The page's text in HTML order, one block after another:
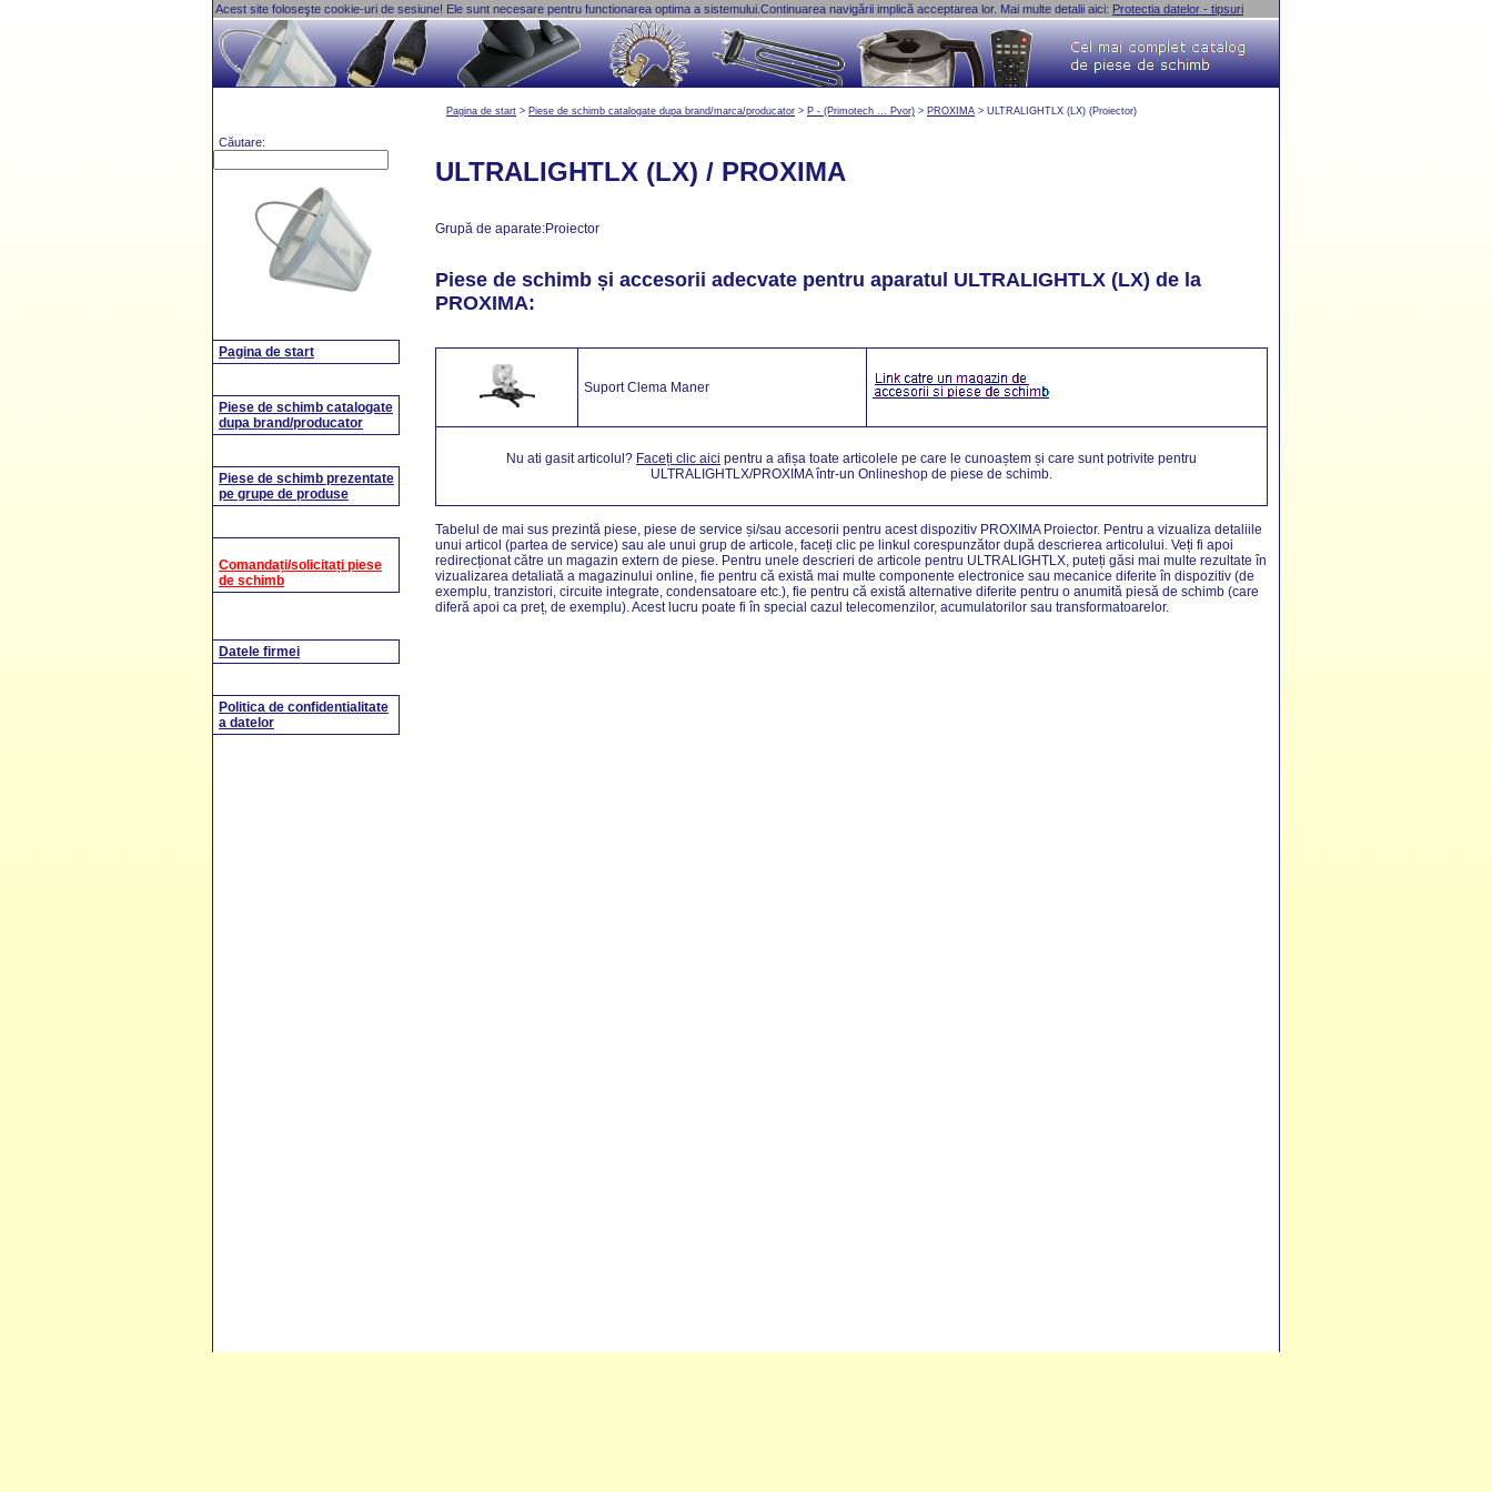
Acest site foloseşte cookie-uri de sesiune! Ele sunt necesare pentru functionarea optima a sistemului.Continuarea navigării implică acceptarea lor. Mai multe detalii aici: Protectia datelor - tipsuri
ULTRALIGHTLX (LX) / PROXIMA
Grupă de aparate:Proiector
Piese de schimb și accesorii adecvate pentru aparatul ULTRALIGHTLX (LX) de la
PROXIMA:
Suport Clema Maner
Nu ati gasit articolul? Faceți clic aici pentru a afișa toate articolele pe care le cunoaștem și care sunt potrivite pentru
ULTRALIGHTLX/PROXIMA într-un Onlineshop de piese de schimb.
Tabelul de mai sus prezintă piese, piese de service și/sau accesorii pentru acest dispozitiv PROXIMA Proiector. Pentru a vizualiza detaliile
unui articol (partea de service) sau ale unui grup de articole, faceți clic pe linkul corespunzător după descrierea articolului. Veți fi apoi
redirecționat către un magazin extern de piese. Pentru unele descrieri de articole pentru ULTRALIGHTLX, puteți găsi mai multe rezultate în
vizualizarea detaliată a magazinului online, fie pentru că există mai multe componente electronice sau mecanice diferite în dispozitiv (de
exemplu, tranzistori, circuite integrate, condensatoare etc.), fie pentru că există alternative diferite pentru o anumită piesă de schimb (care
diferă apoi ca preț, de exemplu). Acest lucru poate fi în special cazul telecomenzilor, acumulatorilor sau transformatoarelor.
Pagina de start > Piese de schimb catalogate dupa brand/marca/producator > P - (Primotech ... Pvor) > PROXIMA > ULTRALIGHTLX (LX) (Proiector)
Căutare: